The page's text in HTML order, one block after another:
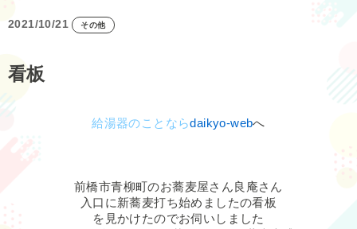
2021/10/21 その他
看板
給湯器のことならdaikyo-webへ
前橋市青柳町のお蕎麦屋さん良庵さん
入口に新蕎麦打ち始めましたの看板
を見かけたのでお伺いしました